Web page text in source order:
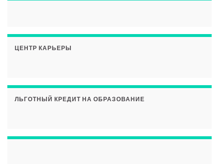
ЦЕНТР КАРЬЕРЫ
ЛЬГОТНЫЙ КРЕДИТ НА ОБРАЗОВАНИЕ